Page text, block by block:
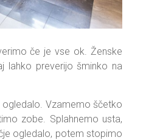
če je vse ok. Ženske
preverijo šminko na
ogledalo. Vzamemo ščetko
zobe. Splahnemo usta,
ogledalo, potem stopimo